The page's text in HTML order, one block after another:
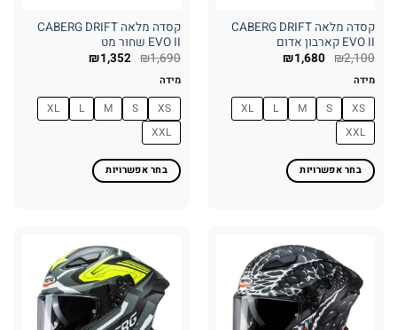
קסדה מלאה CABERG DRIFT
EVO II קארבון אדום
₪2,100
₪1,680
מידה
XS
S
M
L
XL
XXL
בחר אפשרויות
סוגים.
ניתן
לבחור
קסדה מלאה CABERG DRIFT
EVO II שחור מט
₪1,690
₪1,352
מידה
XS
S
M
L
XL
XXL
בחר אפשרויות
סוגים.
ניתן
לבחור